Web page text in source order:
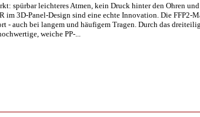
spürbar leichteres Atmen, kein Druck hinter den Ohren
im 3D-Panel-Design sind eine echte Innovation. Die FFP2-
- auch bei langem und häufigem Tragen. Durch das
weiche PP-...